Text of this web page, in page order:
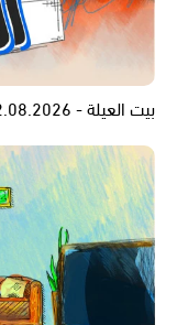
بيت العيلة - 02.08.2026